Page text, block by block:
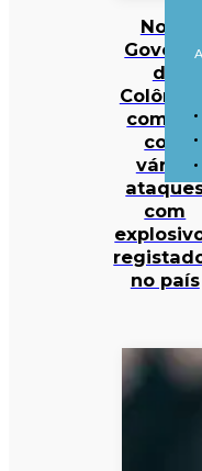
Novo
Governo
da
Colômbia
começa
com
vários
com
no país